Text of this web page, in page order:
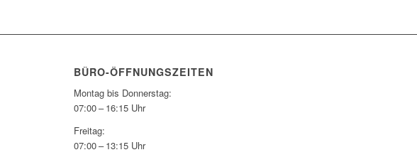
BÜRO-ÖFFNUNGSZEITEN
Montag bis Donnerstag:
07:00 – 16:15 Uhr
Freitag:
07:00 – 13:15 Uhr